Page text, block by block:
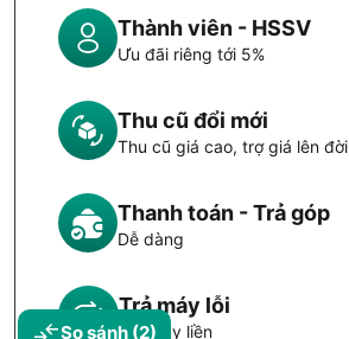
So sánh (2)
Thành viên - HSSV
Ưu đãi riêng tới 5%
Thu cũ đổi mới
Thu cũ giá cao, trợ giá lên đời
Thanh toán - Trả góp
Dễ dàng
Trả máy lỗi
Đổi máy liền